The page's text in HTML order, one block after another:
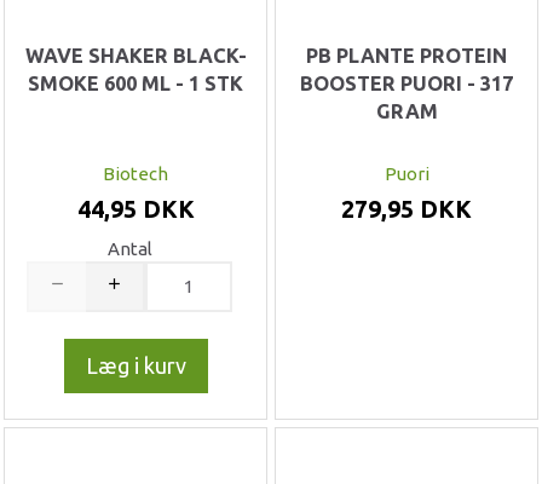
WAVE SHAKER BLACK-
SMOKE 600 ML - 1 STK
Biotech
44,95 DKK
Antal
Læg i kurv
PB PLANTE PROTEIN
BOOSTER PUORI - 317
GRAM
Puori
279,95 DKK